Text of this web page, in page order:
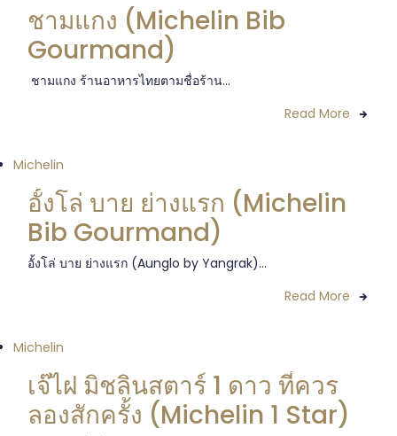
ชามแกง (Michelin Bib
Gourmand)
ชามแกง ร้านอาหารไทยตามชื่อร้าน...
Read More
Michelin
อั้งโล่ บาย ย่างแรก (Michelin
Bib Gourmand)
อั้งโล่ บาย ย่างแรก (Aunglo by Yangrak)...
Read More
Michelin
เจ๊ไฝ มิชลินสตาร์ 1 ดาว ที่ควร
ลองสักครั้ง (Michelin 1 Star)